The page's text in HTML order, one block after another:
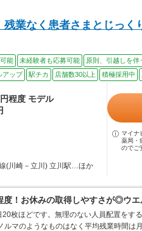
残業なく患者さまとじっ
能 未経験者も応募可能 原則、引越しを伴
アップ 駅チカ 店舗数30以上 積極採用中
程度 モデル
(川崎－立川) 立川駅…ほか
マイナ
薬局・
のでご
！お休みの取得しやすさが◎ウ
枚ほどです。無理のない人員配置をす
ルマのようなものはなく平均残業時間は